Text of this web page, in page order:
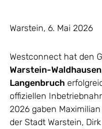
Warstein, 6. Mai 2026
Westconnect hat den
Warstein-Waldhausen
Langenbruch
offiziellen
2026 gaben
der Stadt Warstein,